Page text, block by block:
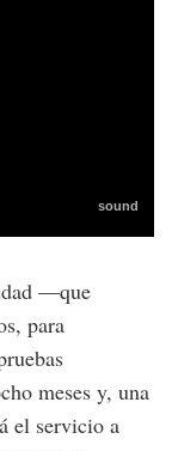
—que
para
meses y, una
el servicio a